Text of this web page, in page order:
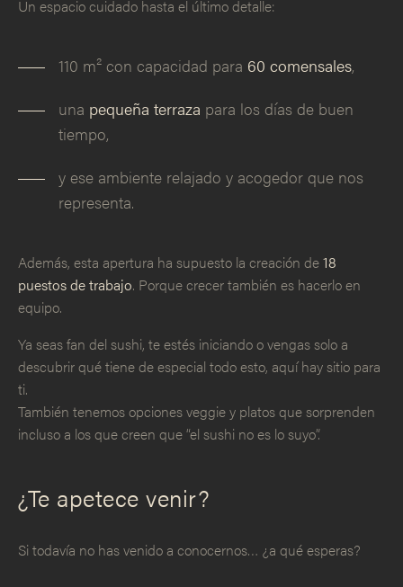
Un espacio cuidado hasta el último detalle:
110 m² con capacidad para 60 comensales,
una pequeña terraza para los días de buen
tiempo,
y ese ambiente relajado y acogedor que nos
representa.
Además, esta apertura ha supuesto la creación de18
puestos de trabajo. Porque crecer también es hacerlo en
equipo.
Ya seas fan del sushi, te estés iniciando o vengas solo a
descubrir qué tiene de especial todo esto, aquí hay sitio para
ti.
También tenemos opciones veggie y platos que sorprenden
incluso a los que creen que “el sushi no es lo suyo”.
¿Te apetece venir?
Si todavía no has venido a conocernos… ¿a qué esperas?